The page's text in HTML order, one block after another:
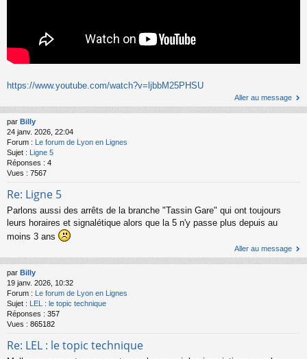
https://www.youtube.com/watch?v=ljbbM25PHSU
Aller au message
par Billy
24 janv. 2026, 22:04
Forum : Le forum de Lyon en Lignes
Sujet : Ligne 5
Réponses : 4
Vues : 7567
Re: Ligne 5
Parlons aussi des arrêts de la branche "Tassin Gare" qui ont toujours
leurs horaires et signalétique alors que la 5 n'y passe plus depuis au
moins 3 ans
Aller au message
par Billy
19 janv. 2026, 10:32
Forum : Le forum de Lyon en Lignes
Sujet : LEL : le topic technique
Réponses : 357
Vues : 865182
Re: LEL : le topic technique